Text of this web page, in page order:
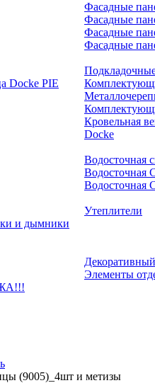
Фасадные
Фасадные
Фасадные
Фасадные
Docke PIE
Кровельная
Docke
Водосточная
Водосточная
Водосточная
Утеплители
и дымники
Элементы
(9005)_4шт и метизы